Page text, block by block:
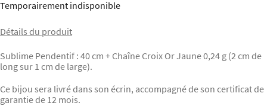
Temporairement indisponible
Détails du produit
Sublime Pendentif : 40 cm + Chaîne Croix Or Jaune 0,24 g (2 cm de
long sur 1 cm de large).
Ce bijou sera livré dans son écrin, accompagné de son certificat de
garantie de 12 mois.